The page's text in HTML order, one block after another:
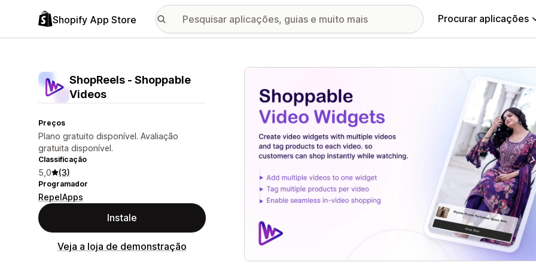
Shopify App Store Procurar aplicações
ShopReels ‑ Shoppable
Videos
Preços
Plano gratuito disponível. Avaliação
gratuita disponível.
Classificação
5,0 (3)
Programador
RepelApps
Instale
Veja a loja de demonstração
Galeria de imagens em destaque